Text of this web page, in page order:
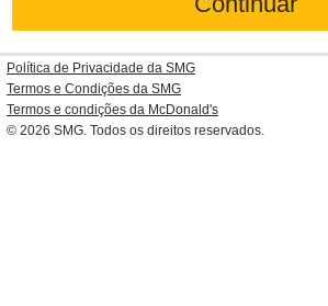
Política de Privacidade da SMG
Termos e Condições da SMG
Termos e condições da McDonald's
© 2026 SMG . Todos os direitos reservados.